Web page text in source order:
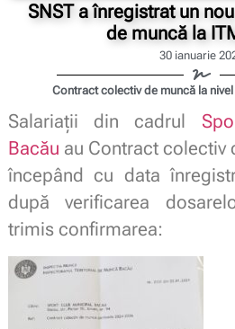
SNST a înregistrat un
de muncă la
30 ianuarie
Contract colectiv de muncă la
Salariații din cadrul
Bacău au Contract colectiv
începând cu data
după verificarea
trimis confirmarea: